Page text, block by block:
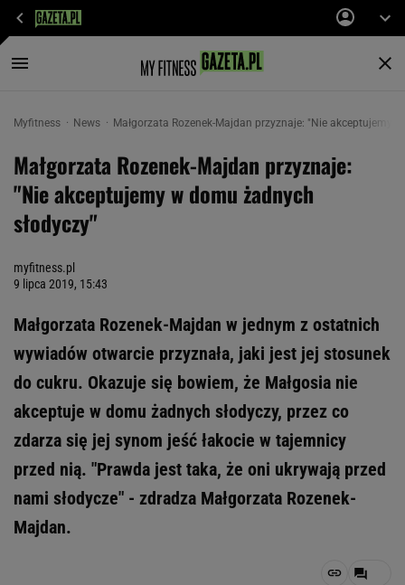
Myfitness News Małgorzata Rozenek-Majdan przyznaje: "Nie akceptujemy
Małgorzata Rozenek-Majdan przyznaje:
"Nie akceptujemy w domu żadnych
słodyczy"
myfitness.pl
9 lipca 2019, 15:43
Małgorzata Rozenek-Majdan w jednym z ostatnich
wywiadów otwarcie przyznała, jaki jest jej stosunek
do cukru. Okazuje się bowiem, że Małgosia nie
akceptuje w domu żadnych słodyczy, przez co
zdarza się jej synom jeść łakocie w tajemnicy
przed nią. "Prawda jest taka, że oni ukrywają przed
nami słodycze" - zdradza Małgorzata Rozenek-
Majdan.